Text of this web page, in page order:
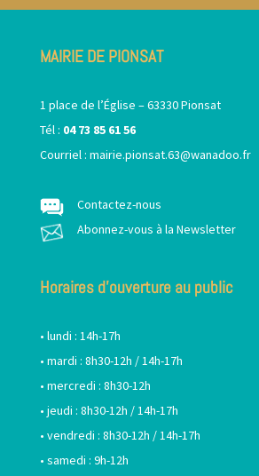
MAIRIE DE PIONSAT
1 place de l’Église – 63330 Pionsat
Tél : 04 73 85 61 56
Courriel : mairie.pionsat.63@wanadoo.fr
Contactez-nous
Abonnez-vous à la Newsletter
Horaires d’ouverture au public
• lundi : 14h-17h
• mardi : 8h30-12h / 14h-17h
• mercredi : 8h30-12h
• jeudi : 8h30-12h / 14h-17h
• vendredi : 8h30-12h / 14h-17h
• samedi : 9h-12h